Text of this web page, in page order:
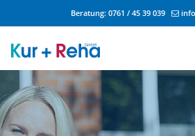
Beratung: 0761 / 45 39 039